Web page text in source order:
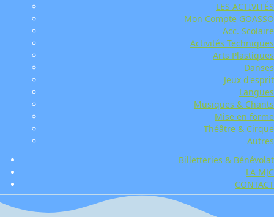
LES ACTIVITÉS
Mon Compte GOASSO
Acc. Scolaire
Activités Techniques
Arts Plastiques
Danses
Jeux d'esprit
Langues
Musiques & Chants
Mise en forme
Théâtre & Cirque
Autres
Billetteries & Bénévolat
LA MJC
CONTACT